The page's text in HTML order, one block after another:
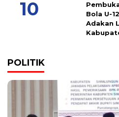
Bola U-
Adakan
POLITIK